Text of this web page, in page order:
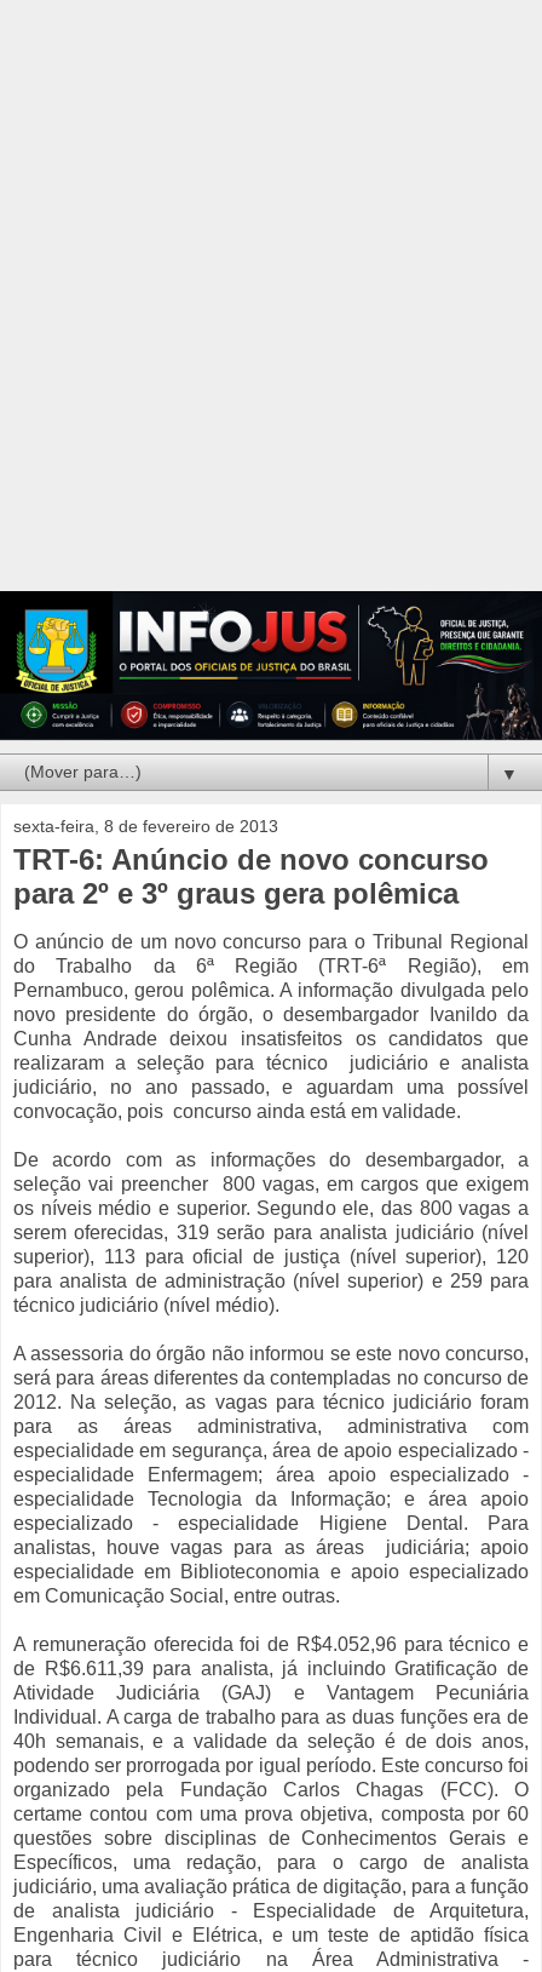
▼
sexta-feira, 8 de fevereiro de 2013
TRT-6: Anúncio de novo concurso
para 2º e 3º graus gera polêmica
O anúncio de um novo concurso para o Tribunal Regional
do Trabalho da 6ª Região (TRT-6ª Região), em
Pernambuco, gerou polêmica. A informação divulgada pelo
novo presidente do órgão, o desembargador Ivanildo da
Cunha Andrade deixou insatisfeitos os candidatos que
realizaram a seleção para técnico judiciário e analista
judiciário, no ano passado, e aguardam uma possível
convocação, pois concurso ainda está em validade.
De acordo com as informações do desembargador, a
seleção vai preencher 800 vagas, em cargos que exigem
os níveis médio e superior. Segundo ele, das 800 vagas a
serem oferecidas, 319 serão para analista judiciário (nível
superior), 113 para oficial de justiça (nível superior), 120
para analista de administração (nível superior) e 259 para
técnico judiciário (nível médio).
A assessoria do órgão não informou se este novo concurso,
será para áreas diferentes da contempladas no concurso de
2012. Na seleção, as vagas para técnico judiciário foram
para as áreas administrativa, administrativa com
especialidade em segurança, área de apoio especializado -
especialidade Enfermagem; área apoio especializado -
especialidade Tecnologia da Informação; e área apoio
especializado - especialidade Higiene Dental. Para
analistas, houve vagas para as áreas judiciária; apoio
especialidade em Biblioteconomia e apoio especializado
em Comunicação Social, entre outras.
A remuneração oferecida foi de R$4.052,96 para técnico e
de R$6.611,39 para analista, já incluindo Gratificação de
Atividade Judiciária (GAJ) e Vantagem Pecuniária
Individual. A carga de trabalho para as duas funções era de
40h semanais, e a validade da seleção é de dois anos,
podendo ser prorrogada por igual período. Este concurso foi
organizado pela Fundação Carlos Chagas (FCC). O
certame contou com uma prova objetiva, composta por 60
questões sobre disciplinas de Conhecimentos Gerais e
Específicos, uma redação, para o cargo de analista
judiciário, uma avaliação prática de digitação, para a função
de analista judiciário - Especialidade de Arquitetura,
Engenharia Civil e Elétrica, e um teste de aptidão física
para técnico judiciário na Área Administrativa -